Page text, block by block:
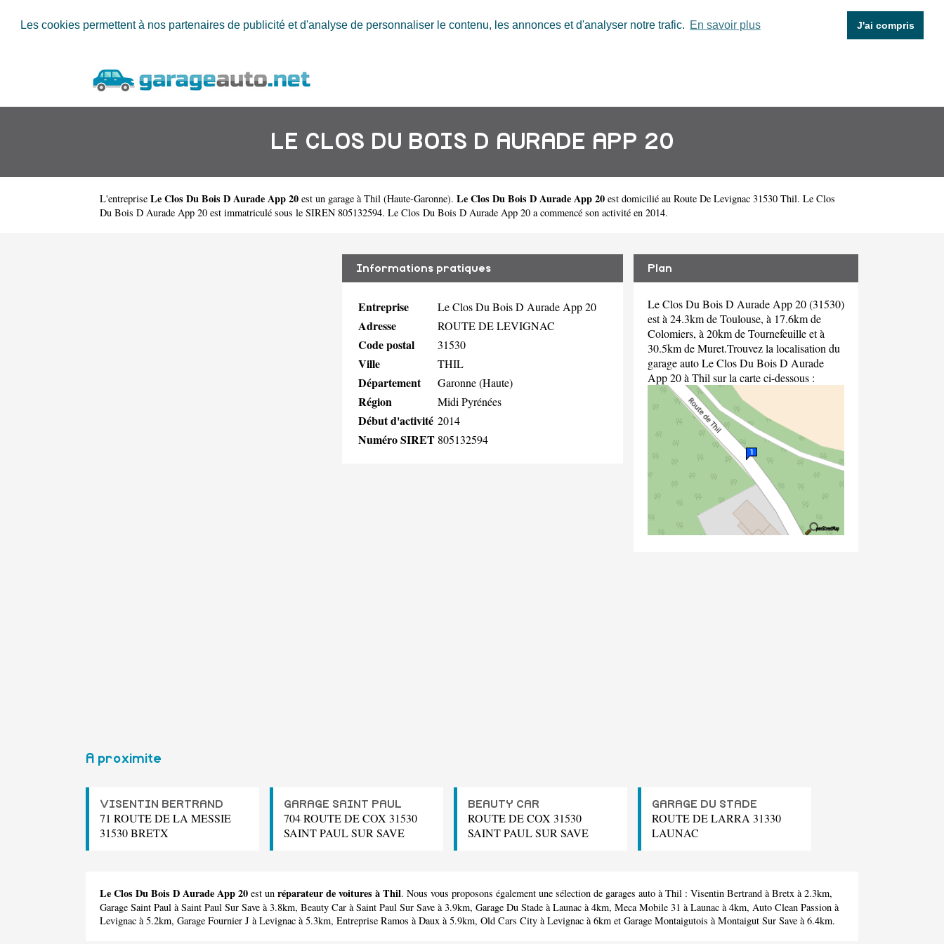
Les cookies permettent à nos partenaires de publicité et d'analyse de personnaliser le contenu, les annonces et d'analyser notre trafic. En savoir plus J'ai compris
LE CLOS DU BOIS D AURADE APP 20
L'entreprise Le Clos Du Bois D Aurade App 20 est un garage à Thil (Haute-Garonne). Le Clos Du Bois D Aurade App 20 est domicilié au Route De Levignac 31530 Thil. Le Clos
Du Bois D Aurade App 20 est immatriculé sous le SIREN 805132594. Le Clos Du Bois D Aurade App 20 a commencé son activité en 2014.
Informations pratiques
Entreprise Le Clos Du Bois D Aurade App 20
Adresse ROUTE DE LEVIGNAC
Code postal 31530
Ville THIL
Département Garonne (Haute)
Région Midi Pyrénées
Début d'activité 2014
Numéro SIRET 805132594
Plan
Le Clos Du Bois D Aurade App 20 (31530)
est à 24.3km de Toulouse, à 17.6km de
Colomiers, à 20km de Tournefeuille et à
30.5km de Muret.Trouvez la localisation du
garage auto Le Clos Du Bois D Aurade
App 20 à Thil sur la carte ci-dessous :
A proximite
VISENTIN BERTRAND
71 ROUTE DE LA MESSIE
31530 BRETX
GARAGE SAINT PAUL
704 ROUTE DE COX 31530
SAINT PAUL SUR SAVE
BEAUTY CAR
ROUTE DE COX 31530
SAINT PAUL SUR SAVE
GARAGE DU STADE
ROUTE DE LARRA 31330
LAUNAC
Le Clos Du Bois D Aurade App 20 est un réparateur de voitures à Thil. Nous vous proposons également une sélection de garages auto à Thil : Visentin Bertrand à Bretx à 2.3km,
Garage Saint Paul à Saint Paul Sur Save à 3.8km, Beauty Car à Saint Paul Sur Save à 3.9km, Garage Du Stade à Launac à 4km, Meca Mobile 31 à Launac à 4km, Auto Clean Passion à
Levignac à 5.2km, Garage Fournier J à Levignac à 5.3km, Entreprise Ramos à Daux à 5.9km, Old Cars City à Levignac à 6km et Garage Montaigutois à Montaigut Sur Save à 6.4km.